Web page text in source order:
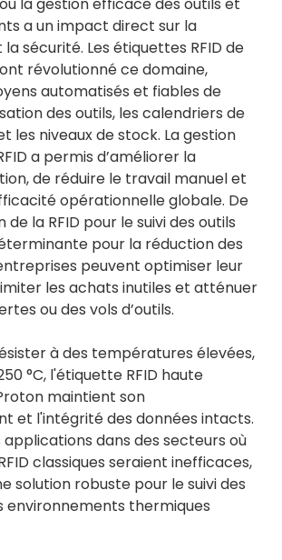
la gestion efficace des outils et
a un impact direct sur la
sécurité. Les étiquettes RFID de
révolutionné ce domaine,
automatisés et fiables de
des outils, les calendriers de
les niveaux de stock. La gestion
a permis d’améliorer la
de réduire le travail manuel et
opérationnelle globale. De
de la RFID pour le suivi des outils
pour la réduction des
peuvent optimiser leur
les achats inutiles et atténuer
ou des vols d’outils.
à des températures élevées,
°C, l'étiquette RFID haute
maintient son
et l'intégrité des données intacts.
applications dans des secteurs où
classiques seraient inefficaces,
solution robuste pour le suivi des
environnements thermiques